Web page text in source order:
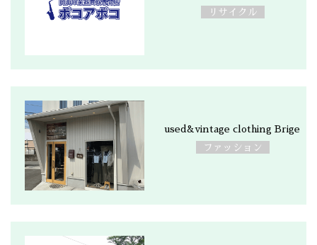
リサイクル
used&vintage clothing Brige
ファッション